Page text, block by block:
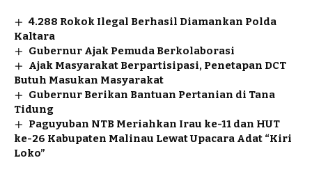
4.288 Rokok Ilegal Berhasil Diamankan Polda
Kaltara
Gubernur Ajak Pemuda Berkolaborasi
Ajak Masyarakat Berpartisipasi, Penetapan DCT
Butuh Masukan Masyarakat
Gubernur Berikan Bantuan Pertanian di Tana
Tidung
Paguyuban NTB Meriahkan Irau ke-11 dan HUT
ke-26 Kabupaten Malinau Lewat Upacara Adat “Kiri
Loko”